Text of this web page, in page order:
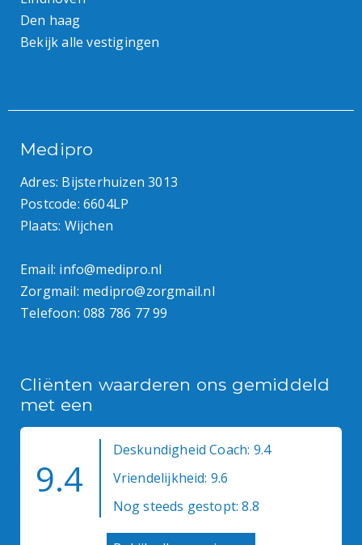
Den haag
Bekijk alle vestigingen
Medipro
Adres: Bijsterhuizen 3013
Postcode: 6604LP
Plaats: Wijchen
Email: info@medipro.nl
Zorgmail: medipro@zorgmail.nl
Telefoon: 088 786 77 99
Cliënten waarderen ons gemiddeld
met een
9.4
Deskundigheid Coach: 9.4
Vriendelijkheid: 9.6
Nog steeds gestopt: 8.8